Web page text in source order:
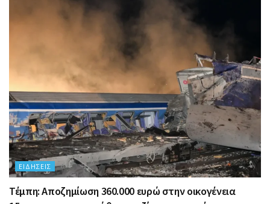
ΕΙΔΉΣΕΙΣ
Τέμπη: Αποζημίωση 360.000 ευρώ στην οικογένεια